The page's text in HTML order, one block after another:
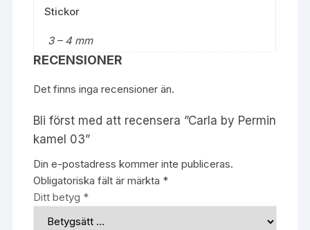
Stickor
3 – 4 mm
RECENSIONER
Det finns inga recensioner än.
Bli först med att recensera ”Carla by Permin
kamel 03”
Din e-postadress kommer inte publiceras.
Obligatoriska fält är märkta *
Ditt betyg *